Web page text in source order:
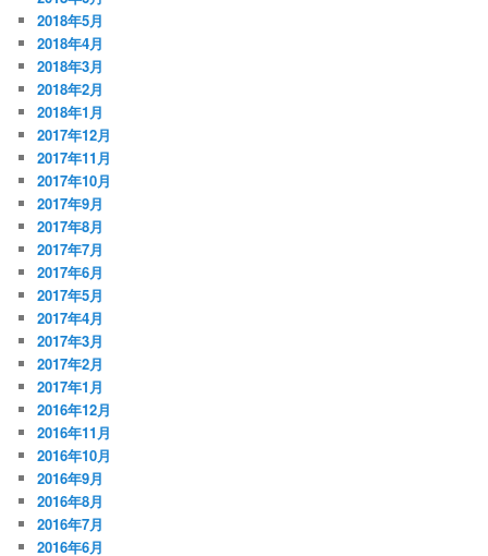
2018年5月
2018年4月
2018年3月
2018年2月
2018年1月
2017年12月
2017年11月
2017年10月
2017年9月
2017年8月
2017年7月
2017年6月
2017年5月
2017年4月
2017年3月
2017年2月
2017年1月
2016年12月
2016年11月
2016年10月
2016年9月
2016年8月
2016年7月
2016年6月